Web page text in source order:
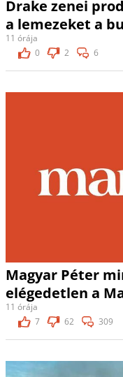
Drake zenei
a lemezeket a
11 órája
0
2 6
Magyar Péter
elégedetlen a
11 órája
7
62 309